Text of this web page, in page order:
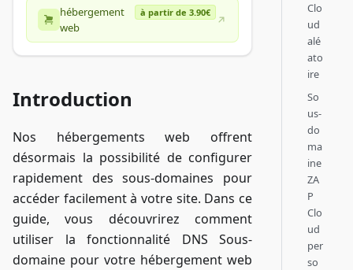
hébergement
web
à partir de 3.90€
Introduction
Nos hébergements web offrent
désormais la possibilité de configurer
rapidement des sous-domaines pour
accéder facilement à votre site. Dans ce
guide, vous découvrirez comment
utiliser la fonctionnalité DNS Sous-
domaine pour votre hébergement web
Clo
ud
alé
ato
ire
So
us-
do
ma
ine
ZA
P
Clo
ud
per
so